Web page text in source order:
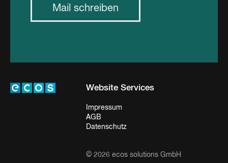
Mail schreiben
Website Services
Impressum
AGB
Datenschutz
© 2026 ecos solutions GmbH